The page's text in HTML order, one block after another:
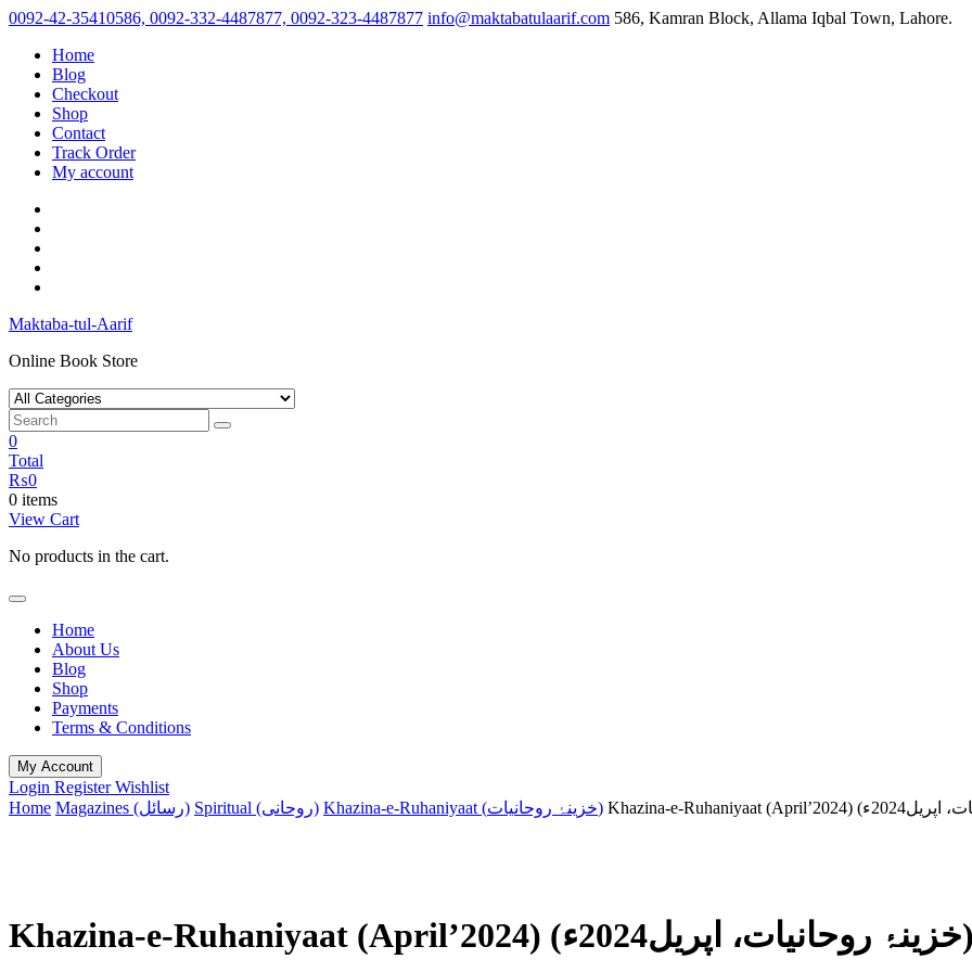
Skip
content
0092-42-35410586, 0092-332-4487877, 0092-323-4487877 info@maktabatulaarif.com 586, Kamran Block, Allama Iqbal Town, Lahore.
Home
Blog
Checkout
Shop
Contact
Track Order
My account
Maktaba-tul-Aarif
Online Book Store
0
Total
₨0
0 items
View Cart
No products in the cart.
Home
About Us
Blog
Shop
Payments
Terms & Conditions
My Account
Login RegisterWishlist
Home
Magazines (رسائل) Spiritual (روحانی) Khazina-e-Ruhaniyaat (خزینۂ روحانیات)
Khazina-e-Ruhaniyaat (April’2024) (خزینۂ روحانیات، اپریل2024ء)